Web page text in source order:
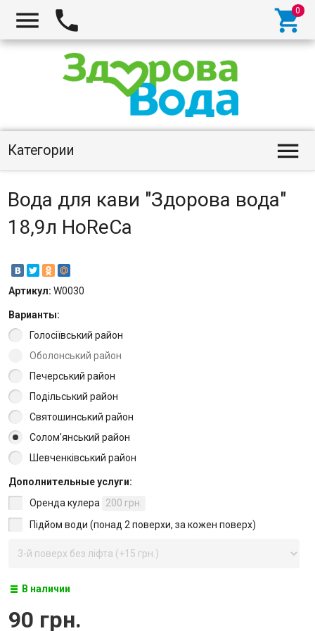
  
Категории 
Вода для кави "Здорова вода"
18,9л HoReCa
Артикул: W0030
Варианты:
Голосіївський район
Оболонський район
Печерський район
Подільський район
Святошинський район
Солом'янський район
Шевченківський район
Дополнительные услуги:
Оренда кулера 200 грн.
Підйом води (понад 2 поверхи, за кожен поверх)
В наличии
90 грн.